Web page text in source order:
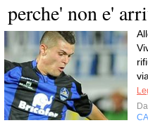
perche' non e'
Da